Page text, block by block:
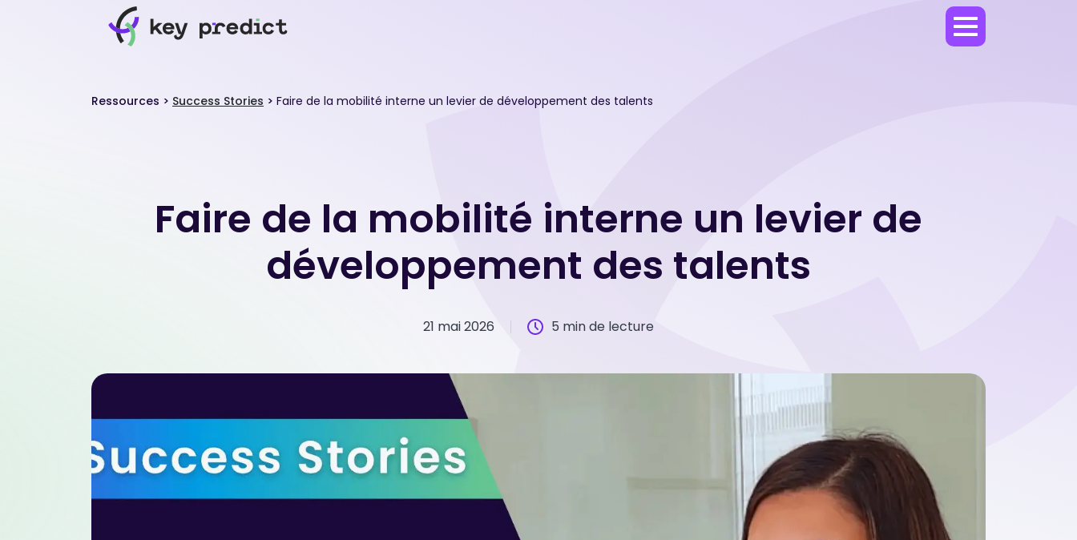
Ressources > Success Stories > Faire de la mobilité interne un levier de développement des talents
Faire de la mobilité interne un levier de
développement des talents
21 mai 2026 5 min de lecture